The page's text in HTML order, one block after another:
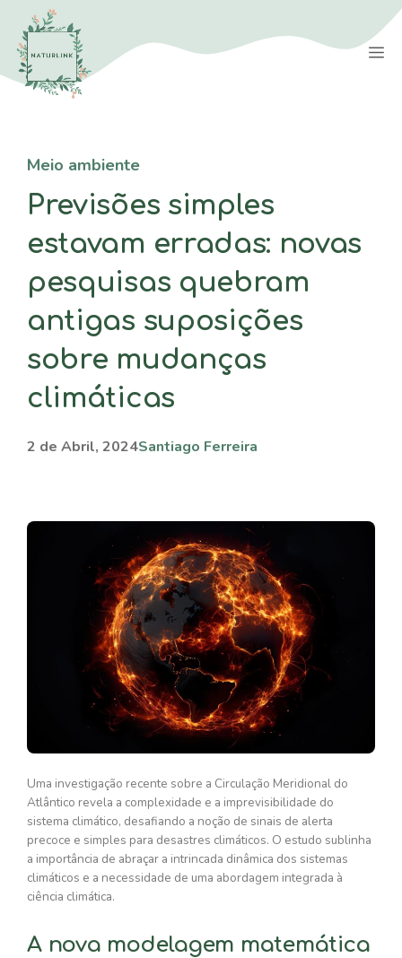
Saltar
para
conteúdo
Meio ambiente
Previsões simples
estavam erradas: novas
pesquisas quebram
antigas suposições
sobre mudanças
climáticas
2 de Abril, 2024Santiago Ferreira
Uma investigação recente sobre a Circulação Meridional do
Atlântico revela a complexidade e a imprevisibilidade do
sistema climático, desafiando a noção de sinais de alerta
precoce e simples para desastres climáticos. O estudo sublinha
a importância de abraçar a intrincada dinâmica dos sistemas
climáticos e a necessidade de uma abordagem integrada à
ciência climática.
A nova modelagem matemática